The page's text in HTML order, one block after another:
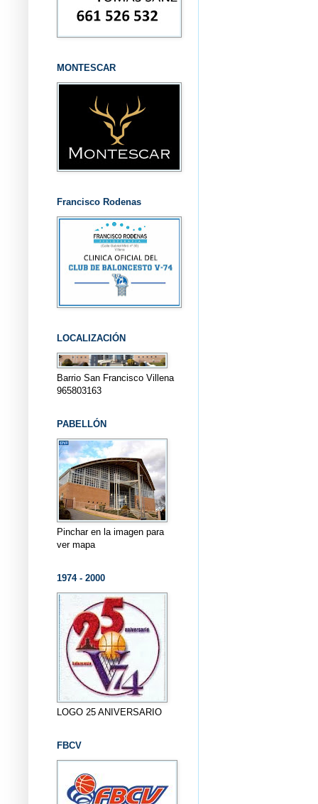
MONTESCAR
Francisco Rodenas
LOCALIZACIÓN
Barrio San Francisco Villena
965803163
PABELLÓN
Pinchar en la imagen para
ver mapa
1974 - 2000
LOGO 25 ANIVERSARIO
FBCV